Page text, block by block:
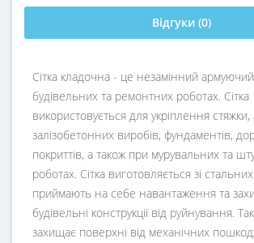
Відгуки (0)
Сітка кладочна - це незамінний
будівельних та ремонтних роботах. Сітка
використовується для укріплення
залізобетонних виробів, фундаментів,
покриттів, а також при мурувальних та
роботах. Сітка виготовляється зі стальних
приймають на себе навантаження та
будівельні конструкції від руйнування.
захищає поверхні від механічних